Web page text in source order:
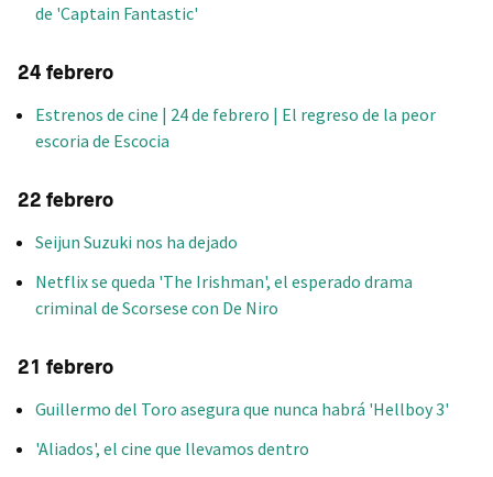
de 'Captain Fantastic'
24 febrero
Estrenos de cine | 24 de febrero | El regreso de la peor
escoria de Escocia
22 febrero
Seijun Suzuki nos ha dejado
Netflix se queda 'The Irishman', el esperado drama
criminal de Scorsese con De Niro
21 febrero
Guillermo del Toro asegura que nunca habrá 'Hellboy 3'
'Aliados', el cine que llevamos dentro